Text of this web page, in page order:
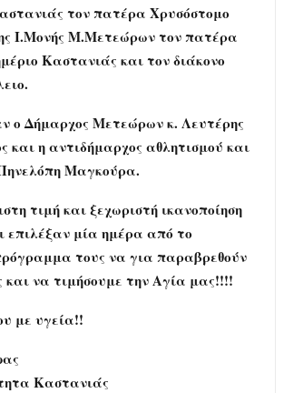
τον πατέρα Χρυσόστομο
Ι.Μονής Μ.Μετεώρων τον πατέρα
Καστανιάς και τον διάκονο
ο Δήμαρχος Μετεώρων κ. Λευτέρης
και η αντιδήμαρχος αθλητισμού και
Μαγκούρα.
τιμή και ξεχωριστή ικανοποίηση
επιλέξαν μία ημέρα από το
τους να για παραβρεθούν
και να τιμήσουμε την Αγία μας!!!!
με υγεία!!
Καστανιάς